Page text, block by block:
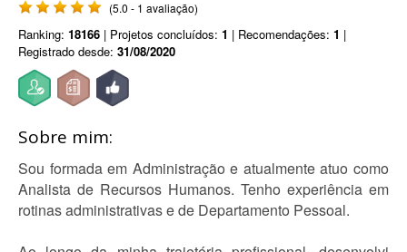
(5.0 - 1 avaliação)
Ranking: 18166 | Projetos concluídos: 1 | Recomendações: 1 |
Registrado desde: 31/08/2020
Sobre mim:
Sou formada em Administração e atualmente atuo como
Analista de Recursos Humanos. Tenho experiência em
rotinas administrativas e de Departamento Pessoal.